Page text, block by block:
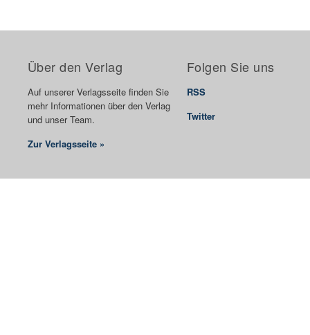
Über den Verlag
Auf unserer Verlagsseite finden Sie
mehr Informationen über den Verlag
und unser Team.
Zur Verlagsseite »
Folgen Sie uns
RSS
Twitter